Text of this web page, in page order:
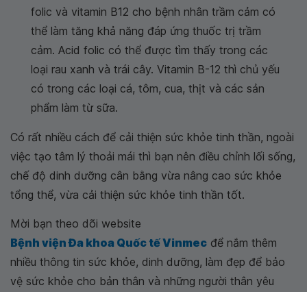
folic và vitamin B12 cho bệnh nhân trầm cảm có
thể làm tăng khả năng đáp ứng thuốc trị trầm
cảm. Acid folic có thể được tìm thấy trong các
loại rau xanh và trái cây. Vitamin B-12 thì chủ yếu
có trong các loại cá, tôm, cua, thịt và các sản
phẩm làm từ sữa.
Có rất nhiều cách để cải thiện sức khỏe tinh thần, ngoài
việc tạo tâm lý thoải mái thì bạn nên điều chỉnh lối sống,
chế độ dinh dưỡng cân bằng vừa nâng cao sức khỏe
tổng thể, vừa cải thiện sức khỏe tinh thần tốt.
Mời bạn theo dõi website
Bệnh viện Đa khoa Quốc tế Vinmec để nắm thêm
nhiều thông tin sức khỏe, dinh dưỡng, làm đẹp để bảo
vệ sức khỏe cho bản thân và những người thân yêu